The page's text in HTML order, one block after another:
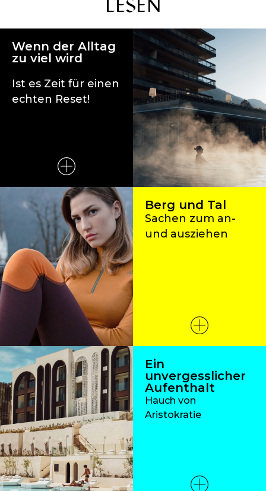
LESEN
Wenn der Alltag
zu viel wird
Ist es Zeit für einen
echten Reset!
Berg und Tal
Sachen zum an-
und ausziehen
Ein
unvergesslicher
Aufenthalt
Hauch von
Aristokratie